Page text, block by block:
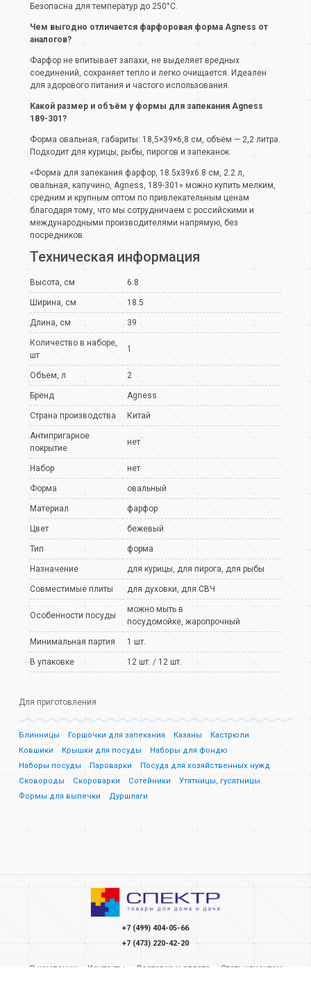
Безопасна для температур до 250°C.
Чем выгодно отличается фарфоровая форма Agness от
аналогов?
Фарфор не впитывает запахи, не выделяет вредных
соединений, сохраняет тепло и легко очищается. Идеален
для здорового питания и частого использования.
Какой размер и объём у формы для запекания Agness
189-301?
Форма овальная, габариты: 18,5×39×6,8 см, объём — 2,2 литра.
Подходит для курицы, рыбы, пирогов и запеканок.
«Форма для запекания фарфор, 18.5х39х6.8 см, 2.2 л,
овальная, капучино, Agness, 189-301» можно купить мелким,
средним и крупным оптом по привлекательным ценам
благодаря тому, что мы сотрудничаем с российскими и
международными производителями напрямую, без
посредников.
Техническая информация
Высота, см 6.8
Ширина, см 18.5
Длина, см 39
Количество в наборе,
шт
1
Объем, л 2
Бренд Agness
Страна производства Китай
Антипригарное
покрытие
нет
Набор нет
Форма овальный
Материал фарфор
Цвет бежевый
Тип форма
Назначение для курицы, для пирога, для рыбы
Совместимые плиты для духовки, для СВЧ
Особенности посуды
можно мыть в
посудомойке, жаропрочный
Минимальная партия 1 шт.
В упаковке 12 шт. / 12 шт.
Для приготовления
Блинницы Горшочки для запекания Казаны
Кастрюли
Ковшики
Крышки для посуды
Наборы для фондю
Наборы посуды
Пароварки
Посуда для хозяйственных нужд
Сковороды
Скороварки Сотейники
Утятницы, гусятницы
Формы для выпечки
Дуршлаги
+7 (499) 404-05-66
+7 (473) 220-42-20
О компании Контакты Доставка и оплата
Стать клиентом